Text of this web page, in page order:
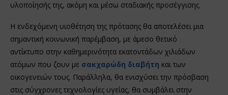
υλοποίησής της, ακόμη και μέσω σταδιακής προσέγγισης.
Η ενδεχόμενη υιοθέτηση της πρότασης θα αποτελέσει μια
σημαντική κοινωνική παρέμβαση, με άμεσο θετικό
αντίκτυπο στην καθημερινότητα εκατοντάδων χιλιάδων
ατόμων που ζουν με σακχαρώδη διαβήτη και των
οικογενειών τους. Παράλληλα, θα ενισχύσει την πρόσβαση
στις σύγχρονες τεχνολογίες υγείας, θα συμβάλει στην